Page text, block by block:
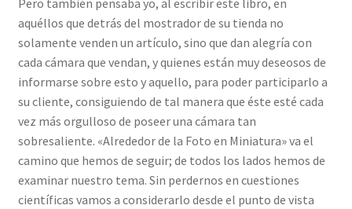
Pero también pensaba yo, al escribir este libro, en
aquéllos que detrás del mostrador de su tienda no
solamente venden un artículo, sino que dan alegría con
cada cámara que vendan, y quienes están muy deseosos de
informarse sobre esto y aquello, para poder participarlo a
su cliente, consiguiendo de tal manera que éste esté cada
vez más orgulloso de poseer una cámara tan
sobresaliente. «Alrededor de la Foto en Miniatura» va el
camino que hemos de seguir; de todos los lados hemos de
examinar nuestro tema. Sin perdernos en cuestiones
científicas vamos a considerarlo desde el punto de vista